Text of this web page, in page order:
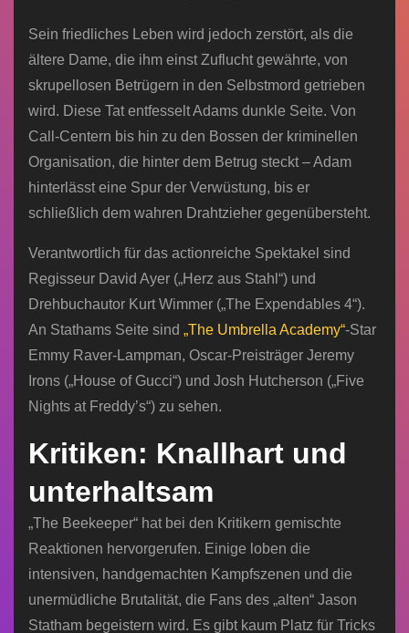
Sein friedliches Leben wird jedoch zerstört, als die
ältere Dame, die ihm einst Zuflucht gewährte, von
skrupellosen Betrügern in den Selbstmord getrieben
wird. Diese Tat entfesselt Adams dunkle Seite. Von
Call-Centern bis hin zu den Bossen der kriminellen
Organisation, die hinter dem Betrug steckt – Adam
hinterlässt eine Spur der Verwüstung, bis er
schließlich dem wahren Drahtzieher gegenübersteht.
Verantwortlich für das actionreiche Spektakel sind
Regisseur David Ayer („Herz aus Stahl“) und
Drehbuchautor Kurt Wimmer („The Expendables 4“).
An Stathams Seite sind „The Umbrella Academy“-Star
Emmy Raver-Lampman, Oscar-Preisträger Jeremy
Irons („House of Gucci“) und Josh Hutcherson („Five
Nights at Freddy’s“) zu sehen.
Kritiken: Knallhart und
unterhaltsam
„The Beekeeper“ hat bei den Kritikern gemischte
Reaktionen hervorgerufen. Einige loben die
intensiven, handgemachten Kampfszenen und die
unermüdliche Brutalität, die Fans des „alten“ Jason
Statham begeistern wird. Es gibt kaum Platz für Tricks